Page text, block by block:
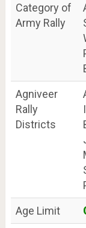
Category of
Army Rally
Agniveer
Rally
Districts
Age Limit